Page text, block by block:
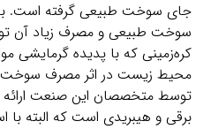
جای سوخت طبیعی گرفته است.
سوخت طبیعی و مصرف زیاد آن
کره‌زمینی که با پدیده گرمایشی
محیط زیست در اثر مصرف سوخت
توسط متخصصان این صنعت ارائه
برقی و هیبریدی است که البته با